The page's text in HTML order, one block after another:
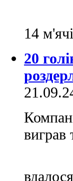
14
20
виграв